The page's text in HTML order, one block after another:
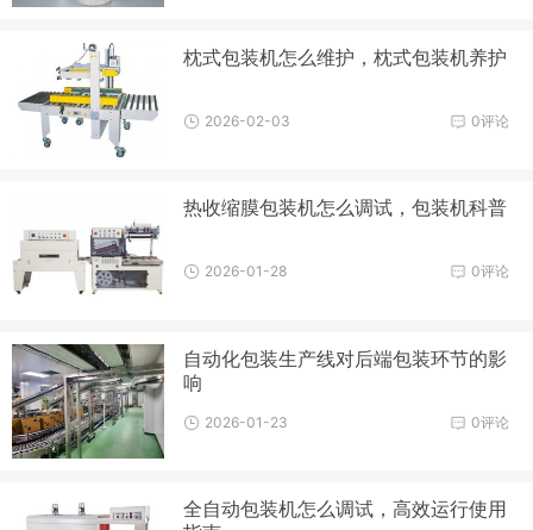
枕式包装机怎么维护，枕式包装机养护
0评论
2026-02-03
热收缩膜包装机怎么调试，包装机科普
0评论
2026-01-28
自动化包装生产线对后端包装环节的影
响
0评论
2026-01-23
全自动包装机怎么调试，高效运行使用